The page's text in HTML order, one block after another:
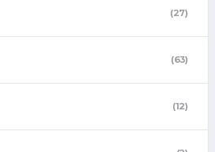
(27)
(63)
(12)